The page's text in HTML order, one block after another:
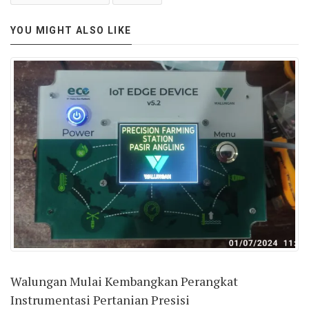
YOU MIGHT ALSO LIKE
Walungan Mulai Kembangkan Perangkat
Instrumentasi Pertanian Presisi